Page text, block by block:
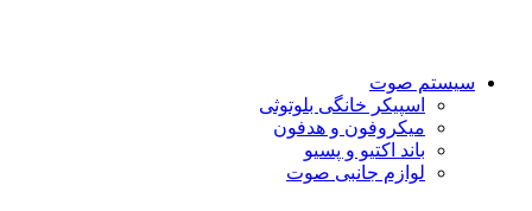
سیستم صوت
اسپیکر خانگی بلوتوثی
میکروفون و هدفون
باند اکتیو و پسیو
لوازم جانبی صوت